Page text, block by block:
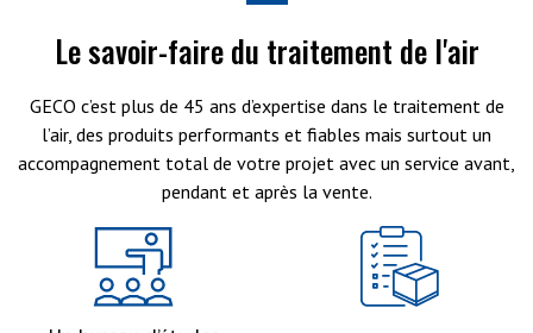
Le savoir-faire du traitement de l'air
GECO c’est plus de 45 ans d’expertise dans le traitement de
l’air, des produits performants et fiables mais surtout un
accompagnement total de votre projet avec un service avant,
pendant et après la vente.